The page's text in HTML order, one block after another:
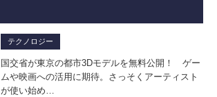
テクノロジー
国交省が東京の都市3Dモデルを無料公開！ ゲー
ムや映画への活用に期待。さっそくアーティスト
が使い始め…